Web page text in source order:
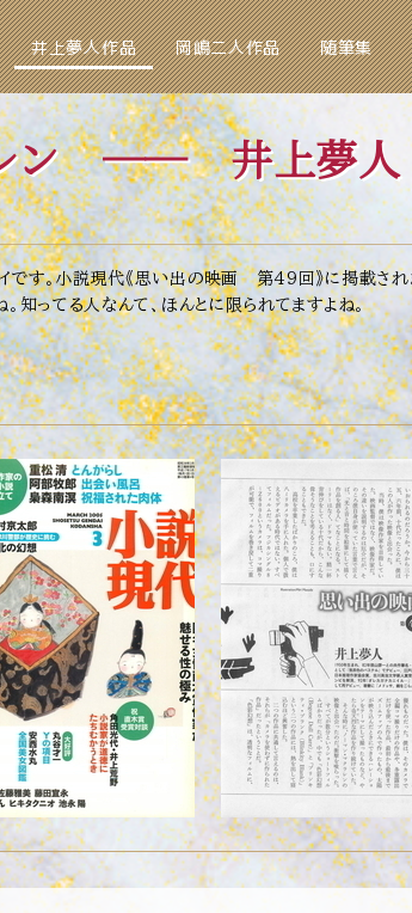
井上夢人作品 岡嶋二人作品 随筆集
ン── 井上夢人
す。小説現代《思い出の映画 第49回》に掲載されま
知ってる人なんて、ほんとに限られてますよね。